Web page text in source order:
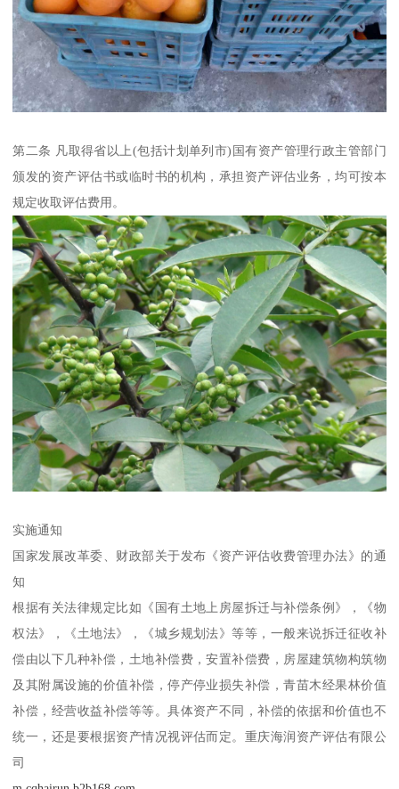
第二条 凡取得省以上(包括计划单列市)国有资产管理行政主管部门
颁发的资产评估书或临时书的机构，承担资产评估业务，均可按本
规定收取评估费用。
实施通知
国家发展改革委、财政部关于发布《资产评估收费管理办法》的通
知
根据有关法律规定比如《国有土地上房屋拆迁与补偿条例》，《物
权法》，《土地法》，《城乡规划法》等等，一般来说拆迁征收补
偿由以下几种补偿，土地补偿费，安置补偿费，房屋建筑物构筑物
及其附属设施的价值补偿，停产停业损失补偿，青苗木经果林价值
补偿，经营收益补偿等等。具体资产不同，补偿的依据和价值也不
统一，还是要根据资产情况视评估而定。重庆海润资产评估有限公
司